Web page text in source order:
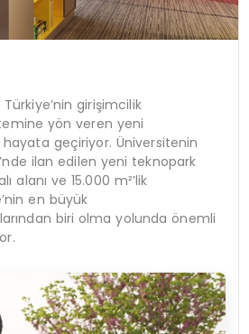
girişimcilik
yön veren yeni
hayata geçiriyor. Üniversitenin
ilan edilen yeni teknopark
alanı ve 15.000 m²’lik
en büyük
biri olma yolunda önemli